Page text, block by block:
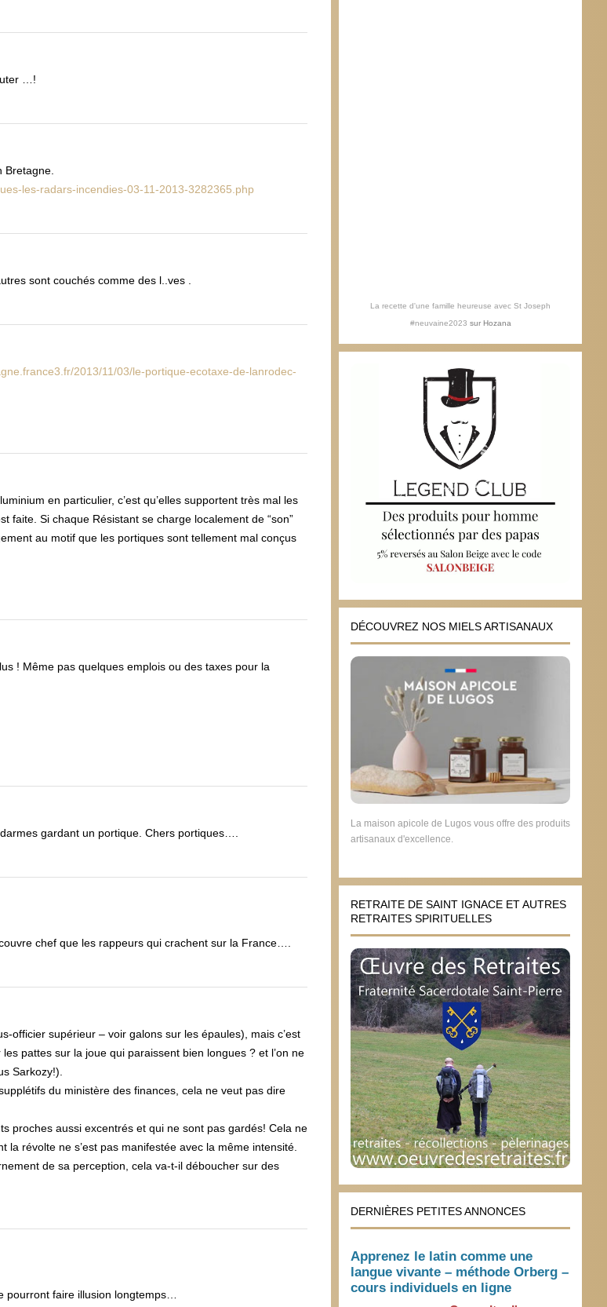
…!
Bretagne.
les-radars-incendies-03-11-2013-3282365.php
sont couchés comme des l..ves .
2013/11/03/le-portique-ecotaxe-de-lanrodec-
en particulier, c’est qu’elles supportent très mal les
faite. Si chaque Résistant se charge localement de “son”
au motif que les portiques sont tellement mal conçus
! Même pas quelques emplois ou des taxes pour la
gardant un portique. Chers portiques….
chef que les rappeurs qui crachent sur la France….
officier supérieur – voir galons sur les épaules), mais c’est
pattes sur la joue qui paraissent bien longues ? et l’on ne
Sarkozy!).
du ministère des finances, cela ne veut pas dire
proches aussi excentrés et qui ne sont pas gardés! Cela ne
la révolte ne s’est pas manifestée avec la même intensité.
de sa perception, cela va-t-il déboucher sur des
pourront faire illusion longtemps…
La recette d'une famille heureuse avec St Joseph
#neuvaine2023 sur Hozana
DÉCOUVREZ NOS MIELS ARTISANAUX
La maison apicole de Lugos vous offre des produits
artisanaux d'excellence.
RETRAITE DE SAINT IGNACE ET AUTRES
RETRAITES SPIRITUELLES
DERNIÈRES PETITES ANNONCES
Apprenez le latin comme une
langue vivante – méthode Orberg –
cours individuels en ligne